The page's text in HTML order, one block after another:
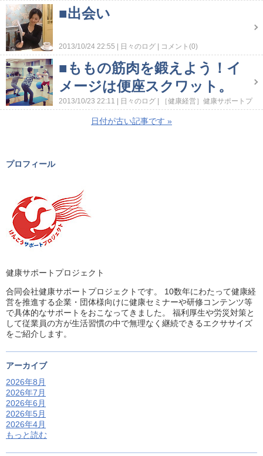
ロジェクト活動
［健康経営］活動レポート コメント(0)
■出会い
2013/10/24 22:55 日々のログ コメント(0)
■ももの筋肉を鍛えよう！イ
メージは便座スクワット。
2013/10/23 22:11 日々のログ
［健康経営］健康サポートプ
ロジェクト活動
［健康経営］活動レポート コメント(0)
日付が古い記事です »
プロフィール
健康サポートプロジェクト
合同会社健康サポートプロジェクトです。 10数年にわたって健康経
営を推進する企業・団体様向けに健康セミナーや研修コンテンツ等
で具体的なサポートをおこなってきました。 福利厚生や労災対策と
して従業員の方が生活習慣の中で無理なく継続できるエクササイズ
をご紹介します。
アーカイブ
2026年8月
2026年7月
2026年6月
2026年5月
2026年4月
もっと読む